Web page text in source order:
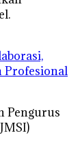
Profesional
Pengurus